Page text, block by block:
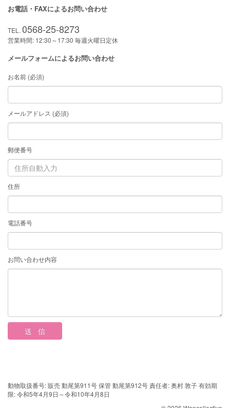
お電話・FAXによるお問い合わせ
TEL.0568-25-8273
営業時間: 12:30～17:30 毎週火曜日定休
メールフォームによるお問い合わせ
お名前 (必須)
メールアドレス (必須)
郵便番号
住所
電話番号
お問い合わせ内容
動物取扱番号: 販売 動尾第911号 保管 動尾第912号 責任者: 奥村 敦子 有効期
限: 令和5年4月9日～令和10年4月8日